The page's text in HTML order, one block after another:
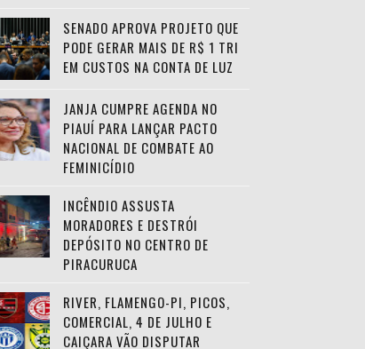
SENADO APROVA PROJETO QUE
PODE GERAR MAIS DE R$ 1 TRI
EM CUSTOS NA CONTA DE LUZ
JANJA CUMPRE AGENDA NO
PIAUÍ PARA LANÇAR PACTO
NACIONAL DE COMBATE AO
FEMINICÍDIO
INCÊNDIO ASSUSTA
MORADORES E DESTRÓI
DEPÓSITO NO CENTRO DE
PIRACURUCA
RIVER, FLAMENGO-PI, PICOS,
COMERCIAL, 4 DE JULHO E
CAIÇARA VÃO DISPUTAR